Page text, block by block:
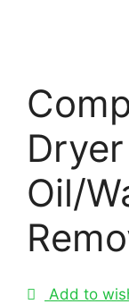
Oil/
Add to